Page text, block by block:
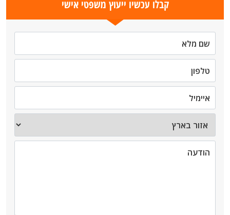
קבלו עכשיו ייעוץ משפטי אישי